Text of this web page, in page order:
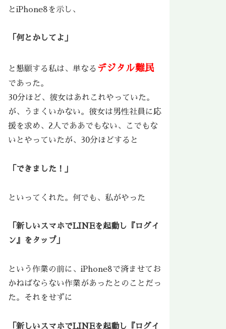
とiPhone8を示し、
「何とかしてよ」
と懇願する私は、単なる デジタル難民
であった。
30分ほど、彼女はあれこれやっていた。
が、うまくいかない。彼女は男性社員に応
援を求め、2人でああでもない、こでもな
いとやっていたが、30分ほどすると
「できました！」
といってくれた。何でも、私がやった
「新しいスマホでLINEを起動し『ログイ
ン』をタップ」
という作業の前に、iPhone8で済ませてお
かねばならない作業があったとのことだっ
た。それをせずに
「新しいスマホでLINEを起動し『ログイ